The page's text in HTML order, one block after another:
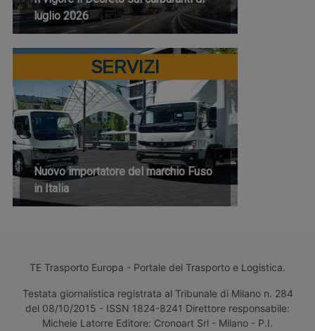
luglio 2026
SERVIZI
Nuovo importatore del marchio Fuso
in Italia
TE Trasporto Europa - Portale del Trasporto e Logistica.
Testata giornalistica registrata al Tribunale di Milano n. 284
del 08/10/2015 - ISSN 1824-8241 Direttore responsabile:
Michele Latorre Editore: Cronoart Srl - Milano - P.I.